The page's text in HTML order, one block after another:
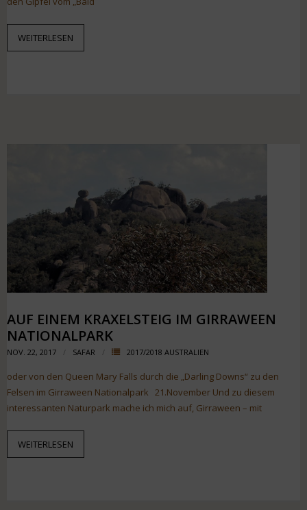
WEITERLESEN
AUF EINEM KRAXELSTEIG IM GIRRAWEEN
NATIONALPARK
NOV. 22, 2017 SAFAR 2017/2018 AUSTRALIEN
oder von den Queen Mary Falls durch die „Darling Downs“ zu den
Felsen im Girraween Nationalpark 21.November Und zu diesem
interessanten Naturpark mache ich mich auf, Girraween – mit
WEITERLESEN